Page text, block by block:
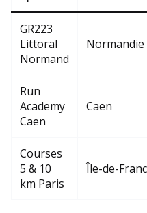
GR223
Littoral
Normand
Normandie
Run
Academy
Caen
Caen
Courses
5 & 10
km Paris
Île-de-